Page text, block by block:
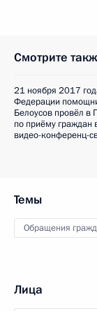
Смотрите
21 ноября 2017
Федерации
Белоусов провёл в
по приёму
видео-конференц-
Темы
Обращения
Лица